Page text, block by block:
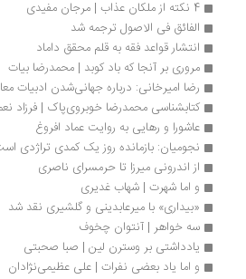
الفائق فی الاصول ترجمه شد
انتشار قواعد فقه به قلم محقق داماد
مروری بر آنجا که باد کوبد | محمدرضا بیات
رضا امیرخانی: درباره جهانی‌شدن ادبیات معاصر؛
کتابشناسی محمدرضا خوبروی‌‏پاک | فرزاد نعمتی
عاشورا و رهایی به روایت عماد افروغ
نجومیان: بازمانده روز یک کمدی تراژدی است
از اندرونی میرزا تا حرمسرای ناصری
و اما شهرت | شهاب غدیری
«بیداری» با میرعابدینی و گلشیری نقد شد
سه خواهر | آنتوان چخوف
یادداشتی بر وسترن لین | صبا صحبتی
و اما یاد بعضی نفرات | علی عظیمی‌نژادان